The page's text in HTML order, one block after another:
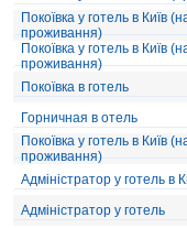
Покоївка у готель в Київ
проживання)
Покоївка у готель в Київ
проживання)
Покоївка в готель
Горничная в отель
Покоївка у готель в Київ
проживання)
Адміністратор у готель в
Адміністратор у готель